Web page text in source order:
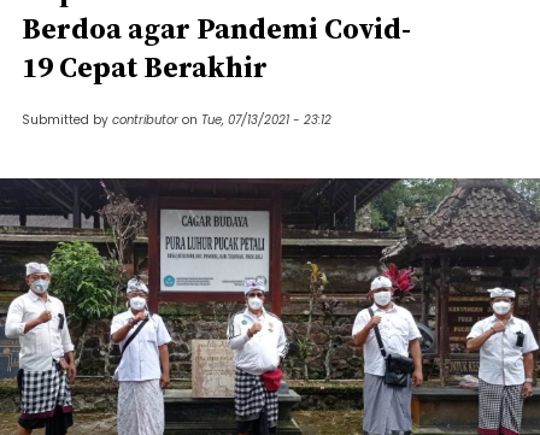
Berdoa agar Pandemi Covid-
19 Cepat Berakhir
Submitted by contributor on Tue, 07/13/2021 - 23:12